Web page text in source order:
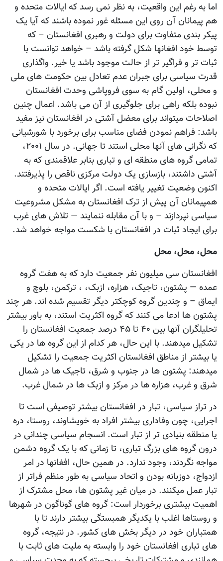
اما به رغم این واقعیت، به نظر نمی رسد که ایالات متحده و
هم پیمانان آن روی این مسئله غور نموده باشند که آیا یک
پیکر بندی متفاوت برای دولت و رهبری افغانستان – که
توسط خود افغانها شکل گرفته باشد – خواهد توانست با
ثبات تر و فراگیر تر از حالت موجود باشد یا خیر. واگذاری
قدرت سیاسی برای جبران عدم تعادل بین حکومت های ملی
و محلی، اولین گام به سوی فروپاشی وحدت افغانستان
نبوده بلکه راهی برای جلوگیری از آن می باشد. اعمال چنین
اصلاحات میتواند برای معضل آشتی در افغانستان نیز مفید
باشد: فراهم نمودن فضای مناسب برای برخورد با شورشیانی
که نگرانی های آنها محلی استند تا جهانی. در سال ۲۰۰۱،
تمامی گروه های منطقه ای و تباری بنابر علاقمندی که به
آشتی داشتند، بازسازی یک دولت مرکزی ناقص را پذیرفتند.
اکنون وضعیت تغییر یافته است. اگر ایالات متحده و
همپیمانان آن پیش از ترک افغانستان به مشکل مشروعیت
سیاسی نپردازند – و با آن مقابله ننمایند — تلاش های غرب
برای ایجاد ثبات در افغانستان با شکست مواجه خواهد شد.
محل، محل، محل
افغانستان سی میلیون نفر جمعیت دارد که به هفت گروه
عمده — پشتون، تاجیک، هزاره، ازبک، ، ترکمن، بلوچ و
ایماق – و چندین گروه کوچکتر دیگر تقسیم شده اند. هر چند
پشتون ها ادعا می کنند که گروه اکثریت استند، به باور بیشتر
تحلیلگران آنها بین ۴۰ تا ۴۵ درصد جمعیت افغانستان را
تشکیل میدهند. با این حال، هر کدام از این گروه ها در یکی
یا بیشتر از مناطق افغانستان اکثریت جمعیت را تشکیل
میدهند: پشتون ها در جنوب و شرق، تاجیک ها در شمال
شرق و غرب، هزاره ها در مرکز و ازبک ها در شمال غرب.
در تراز سیاسی، تبار در افغانستان بیشتر توصیفی است تا
اجرایی، چون وفاداری بیشتر افراد به خویشاوند، روستا، دره
یا منطقه بنیادی تر از تبار است. انسجام سیاسی چندانی در
درون گروه های بزرگ تباری، تا زمانی که با یک گروه دشمن
مواجه نگردند، وجود ندارد. در همین حال، افغانها در امر
ازدواج، دوزبانه بودن و اتحاد سیاسی به طور منظم فراتر از
تبار عمل میکنند. در میان غیر پشتون ها، محل مشترک از
اهمیت بیشتری برخوردار است: گروه های گوناگون در شهرها
و روستاها اغلب با یکدیگر همبستگی بیشتر دارند تا با
همتباران خود در دیگر بخش های کشور. در نتیجه، گروه
های تباری افغانستان خود را وابسته به ملیت های ثابت با